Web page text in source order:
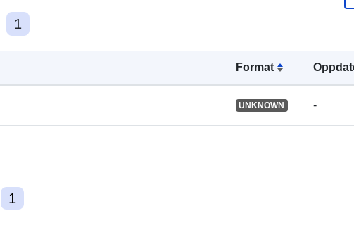
1
Format
UNKNOWN -
1